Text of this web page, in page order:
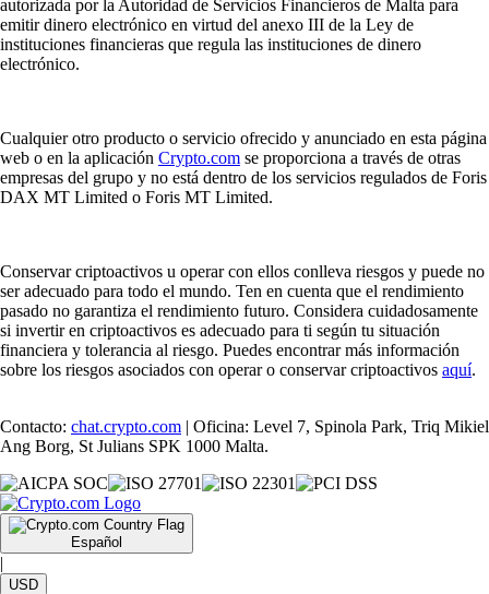
autorizada por la Autoridad de Servicios Financieros de Malta para
emitir dinero electrónico en virtud del anexo III de la Ley de
instituciones financieras que regula las instituciones de dinero
electrónico.
Cualquier otro producto o servicio ofrecido y anunciado en esta página
web o en la aplicación Crypto.com se proporciona a través de otras
empresas del grupo y no está dentro de los servicios regulados de Foris
DAX MT Limited o Foris MT Limited.
Conservar criptoactivos u operar con ellos conlleva riesgos y puede no
ser adecuado para todo el mundo. Ten en cuenta que el rendimiento
pasado no garantiza el rendimiento futuro. Considera cuidadosamente
si invertir en criptoactivos es adecuado para ti según tu situación
financiera y tolerancia al riesgo. Puedes encontrar más información
sobre los riesgos asociados con operar o conservar criptoactivos aquí.
Contacto: chat.crypto.com | Oficina: Level 7, Spinola Park, Triq Mikiel
Ang Borg, St Julians SPK 1000 Malta.
Español
|
USD